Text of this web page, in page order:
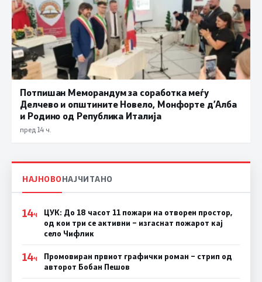
Потпишан Меморандум за соработка меѓу
Делчево и општините Новело, Монфорте д’Алба
и Родино од Република Италија
пред 14 ч.
НАЈНОВОНАЈЧИТАНО
14Ч
ЦУК: До 18 часот 11 пожари на отворен простор,
од кои три се активни – изгаснат пожарот кај
село Чифлик
14Ч
Промовиран првиот графички роман – стрип од
авторот Бобан Пешов